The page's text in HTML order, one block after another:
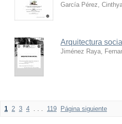
García Pérez,
Arquitectura social
Jiménez Raya,
1 2 3 4 . . . 119 Página siguiente